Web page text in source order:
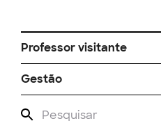
Professor visitante
Gestão